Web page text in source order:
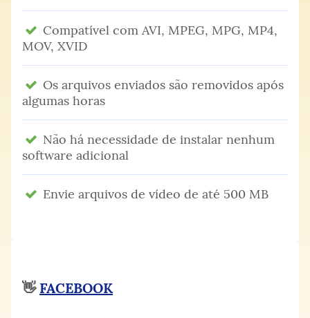
Compatível com AVI, MPEG, MPG, MP4,
MOV, XVID
Os arquivos enviados são removidos após
algumas horas
Não há necessidade de instalar nenhum
software adicional
Envie arquivos de vídeo de até 500 MB
👋 FACEBOOK